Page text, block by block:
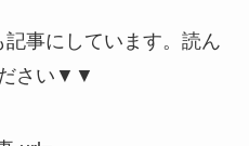
事にしています。読ん
さい▼▼